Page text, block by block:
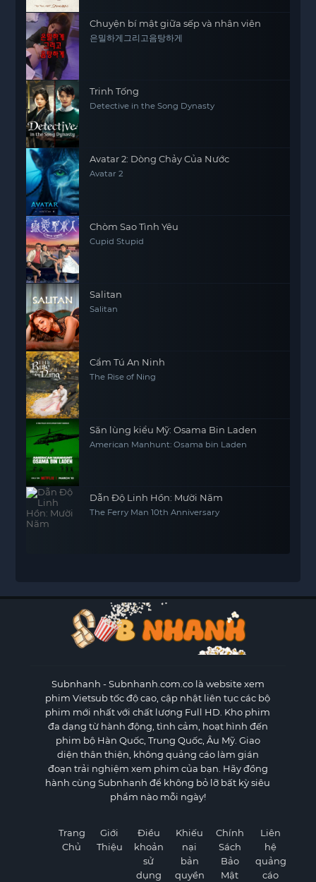
Chuyện bí mật giữa sếp và nhân viên
은밀하게그리고음탕하게
Trinh Tống
Detective in the Song Dynasty
Avatar 2: Dòng Chảy Của Nước
Avatar 2
Chòm Sao Tình Yêu
Cupid Stupid
Salitan
Salitan
Cẩm Tú An Ninh
The Rise of Ning
Săn lùng kiểu Mỹ: Osama Bin Laden
American Manhunt: Osama bin Laden
Dẫn Độ Linh Hồn: Mười Năm
The Ferry Man 10th Anniversary
Subnhanh - Subnhanh.com.co là website xem
phim Vietsub tốc độ cao, cập nhật liên tục các bộ
phim mới nhất với chất lượng Full HD. Kho phim
đa dạng từ hành động, tình cảm, hoạt hình đến
phim bộ Hàn Quốc, Trung Quốc, Âu Mỹ. Giao
diện thân thiện, không quảng cáo làm gián
đoạn trải nghiệm xem phim của bạn. Hãy đồng
hành cùng Subnhanh để không bỏ lỡ bất kỳ siêu
phẩm nào mỗi ngày!
Trang
Chủ
Giới
Thiệu
Điều
khoản
sử
dụng
Khiếu
nại
bản
quyền
Chính
Sách
Bảo
Mật
Liên
hệ
quảng
cáo